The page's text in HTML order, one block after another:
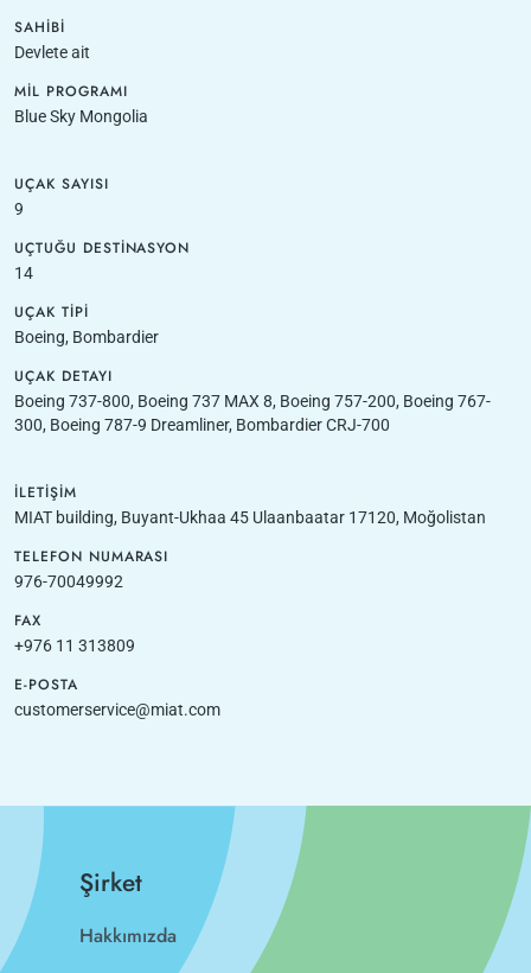
SAHIBI
Devlete ait
MIL PROGRAMI
Blue Sky Mongolia
UÇAK SAYISI
9
UÇTUĞU DESTINASYON
14
UÇAK TIPI
Boeing, Bombardier
UÇAK DETAYI
Boeing 737-800, Boeing 737 MAX 8, Boeing 757-200, Boeing 767-
300, Boeing 787-9 Dreamliner, Bombardier CRJ-700
İLETIŞIM
MIAT building, Buyant-Ukhaa 45 Ulaanbaatar 17120, Moğolistan
TELEFON NUMARASI
976-70049992
FAX
+976 11 313809
E-POSTA
customerservice@miat.com
Şirket
Hakkımızda